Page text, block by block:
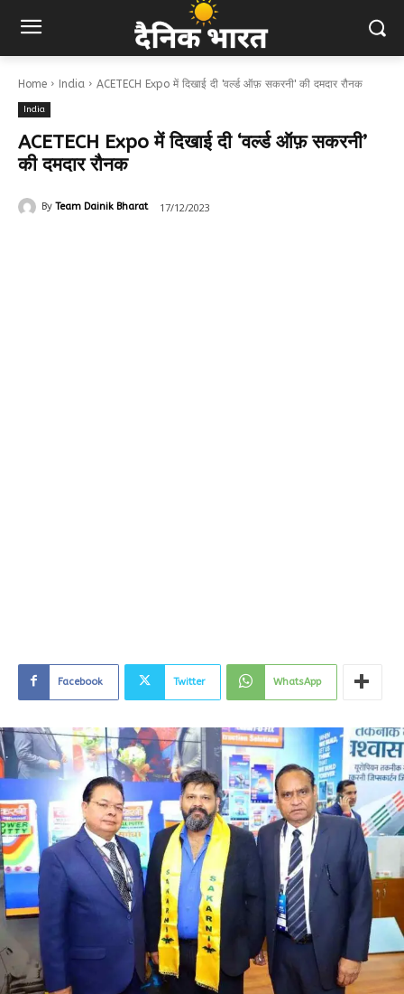
Home India ACETECH Expo में दिखाई दी 'वर्ल्ड ऑफ़ सकरनी' की दमदार रौनक
India
ACETECH Expo में दिखाई दी ‘वर्ल्ड ऑफ़ सकरनी’
की दमदार रौनक
By Team Dainik Bharat 17/12/2023
Facebook Twitter WhatsApp